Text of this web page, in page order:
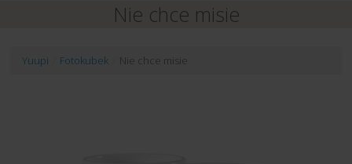
Nie chce misie
Yuupi Fotokubek Nie chce misie